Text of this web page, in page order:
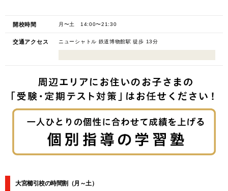
開校時間 月〜土 14:00〜21:30
交通アクセス ニューシャトル 鉄道博物館駅 徒歩 13分
大宮櫛引校の時間割 （月～土）